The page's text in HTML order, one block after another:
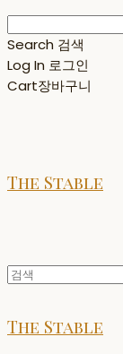
Search 검색
Log In 로그인
Cart장바구니
The Stable
The Stable